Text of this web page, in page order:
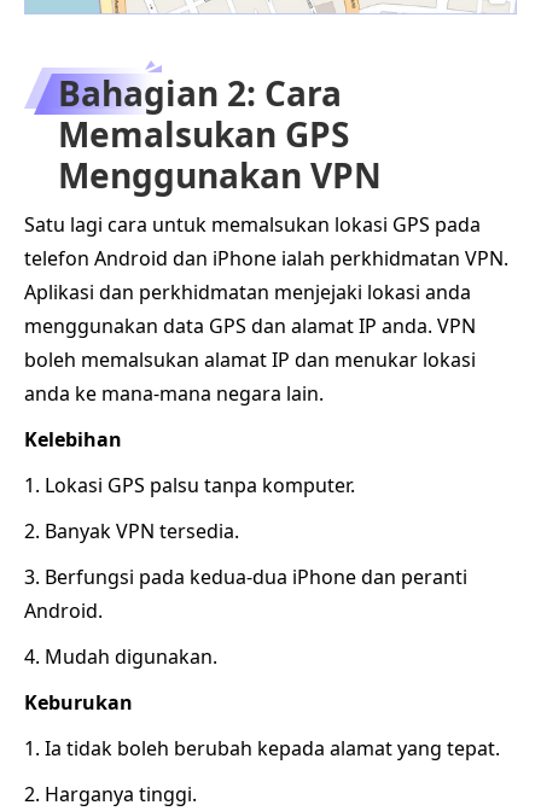
Bahagian 2: Cara
Memalsukan GPS
Menggunakan VPN
Satu lagi cara untuk memalsukan lokasi GPS pada
telefon Android dan iPhone ialah perkhidmatan VPN.
Aplikasi dan perkhidmatan menjejaki lokasi anda
menggunakan data GPS dan alamat IP anda. VPN
boleh memalsukan alamat IP dan menukar lokasi
anda ke mana-mana negara lain.
Kelebihan
1. Lokasi GPS palsu tanpa komputer.
2. Banyak VPN tersedia.
3. Berfungsi pada kedua-dua iPhone dan peranti
Android.
4. Mudah digunakan.
Keburukan
1. Ia tidak boleh berubah kepada alamat yang tepat.
2. Harganya tinggi.